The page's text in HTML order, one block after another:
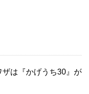
は『かげうち30』が